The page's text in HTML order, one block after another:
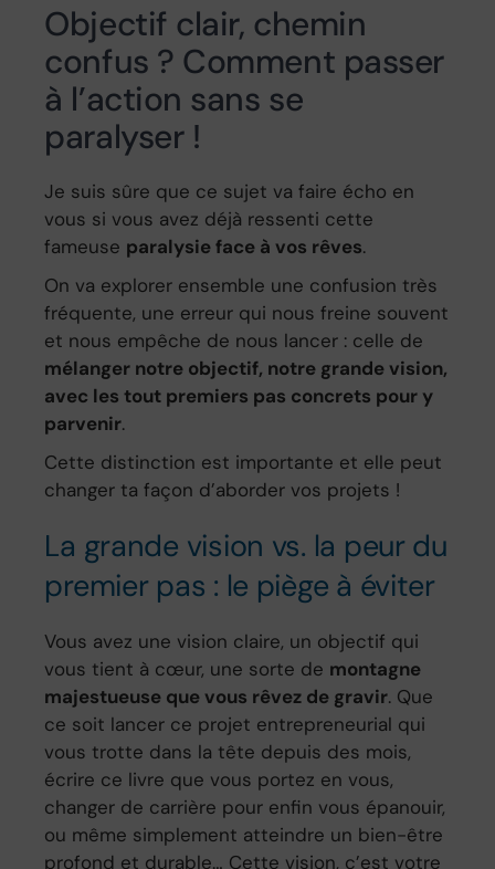
Objectif clair, chemin
confus ? Comment passer
à l’action sans se
paralyser !
Je suis sûre que ce sujet va faire écho en
vous si vous avez déjà ressenti cette
fameuse paralysie face à vos rêves.
On va explorer ensemble une confusion très
fréquente, une erreur qui nous freine souvent
et nous empêche de nous lancer : celle de
mélanger notre objectif, notre grande vision,
avec les tout premiers pas concrets pour y
parvenir.
Cette distinction est importante et elle peut
changer ta façon d’aborder vos projets !
La grande vision vs. la peur du
premier pas : le piège à éviter
Vous avez une vision claire, un objectif qui
vous tient à cœur, une sorte de montagne
majestueuse que vous rêvez de gravir. Que
ce soit lancer ce projet entrepreneurial qui
vous trotte dans la tête depuis des mois,
écrire ce livre que vous portez en vous,
changer de carrière pour enfin vous épanouir,
ou même simplement atteindre un bien-être
profond et durable… Cette vision, c’est votre